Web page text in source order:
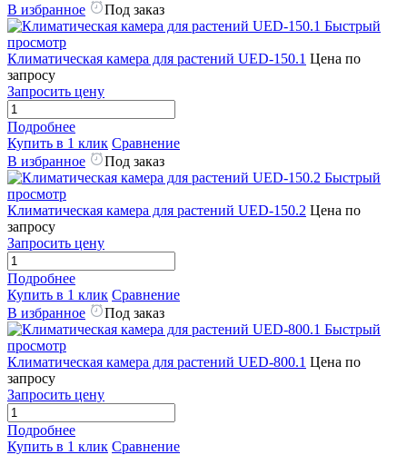
В избранное
Под заказ
Быстрый
просмотр
Климатическая камера для растений UED-150.1 Цена по
запросу
Запросить цену
Подробнее
Купить в 1 клик Сравнение
В избранное
Под заказ
Быстрый
просмотр
Климатическая камера для растений UED-150.2 Цена по
запросу
Запросить цену
Подробнее
Купить в 1 клик Сравнение
В избранное
Под заказ
Быстрый
просмотр
Климатическая камера для растений UED-800.1 Цена по
запросу
Запросить цену
Подробнее
Купить в 1 клик Сравнение